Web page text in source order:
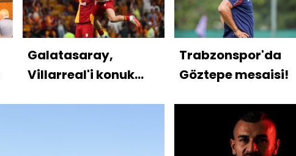
Galatasaray,
Villarreal'i konuk
Trabzonspor'da
Göztepe mesaisi!